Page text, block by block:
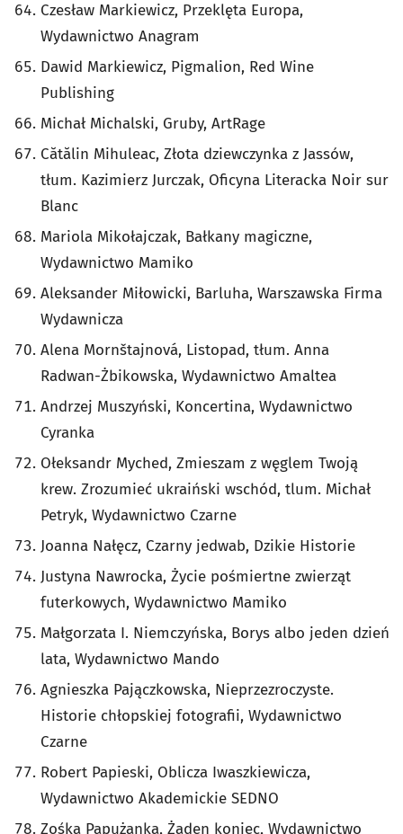
Czesław Markiewicz, Przeklęta Europa,
Wydawnictwo Anagram
Dawid Markiewicz, Pigmalion, Red Wine
Publishing
Michał Michalski, Gruby, ArtRage
Cătălin Mihuleac, Złota dziewczynka z Jassów,
tłum. Kazimierz Jurczak, Oficyna Literacka Noir sur
Blanc
Mariola Mikołajczak, Bałkany magiczne,
Wydawnictwo Mamiko
Aleksander Miłowicki, Barluha, Warszawska Firma
Wydawnicza
Alena Mornštajnová, Listopad, tłum. Anna
Radwan-Żbikowska, Wydawnictwo Amaltea
Andrzej Muszyński, Koncertina, Wydawnictwo
Cyranka
Ołeksandr Myched, Zmieszam z węglem Twoją
krew. Zrozumieć ukraiński wschód, tlum. Michał
Petryk, Wydawnictwo Czarne
Joanna Nałęcz, Czarny jedwab, Dzikie Historie
Justyna Nawrocka, Życie pośmiertne zwierząt
futerkowych, Wydawnictwo Mamiko
Małgorzata I. Niemczyńska, Borys albo jeden dzień
lata, Wydawnictwo Mando
Agnieszka Pajączkowska, Nieprzezroczyste.
Historie chłopskiej fotografii, Wydawnictwo
Czarne
Robert Papieski, Oblicza Iwaszkiewicza,
Wydawnictwo Akademickie SEDNO
Zośka Papużanka, Żaden koniec, Wydawnictwo